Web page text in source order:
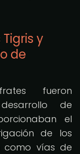
y
de
fueron
de
el
de los
como vías de